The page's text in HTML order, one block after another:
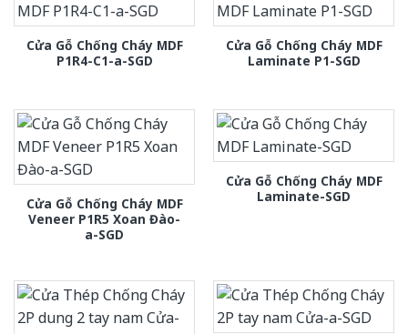
Cửa Gỗ Chống Cháy MDF
P1R4-C1-a-SGD
Cửa Gỗ Chống Cháy MDF
Laminate P1-SGD
Cửa Gỗ Chống Cháy MDF
Veneer P1R5 Xoan Đào-
a-SGD
Cửa Gỗ Chống Cháy MDF
Laminate-SGD